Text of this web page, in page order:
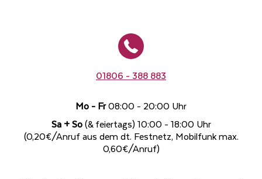
01806 - 388 883
Mo - Fr08:00 - 20:00 Uhr
Sa + So(& feiertags) 10:00 - 18:00 Uhr
(0,20€/Anruf aus dem dt. Festnetz, Mobilfunk max.
0,60€/Anruf)